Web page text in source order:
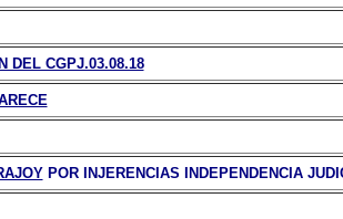
DEL CGPJ.03.08.18
POR INJERENCIAS INDEPENDENCIA